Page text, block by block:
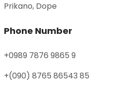
Prikano, Dope
Phone Number
+0989 7876 9865 9
+(090) 8765 86543 85